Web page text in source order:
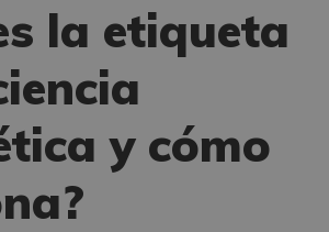
la etiqueta
y cómo